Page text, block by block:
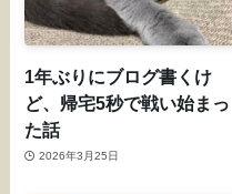
1年ぶりにブログ書くけ
ど、帰宅5秒で戦い始まっ
た話
2026年3月25日